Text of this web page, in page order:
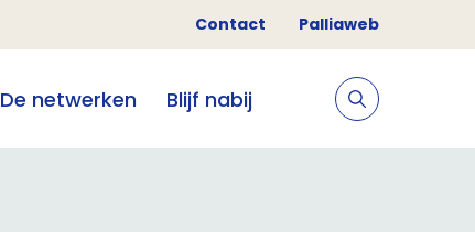
Contact Palliaweb
De netwerken Blijf nabij